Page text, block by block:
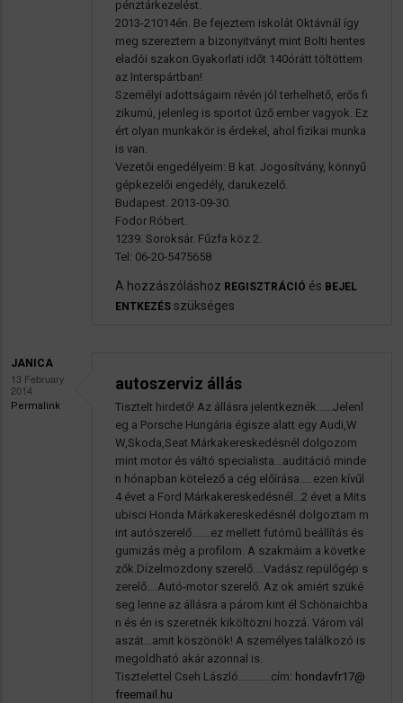
pénztárkezelést.
2013-21014én. Be fejeztem iskolát Oktávnál így
meg szereztem a bizonyitványt mint Bolti hentes
eladói szakon.Gyakorlati időt 140órátt töltöttem
az Interspártban!
Személyi adottságaim révén jól terhelhető, erős fi
zikumú, jelenleg is sportot űző ember vagyok. Ez
ért olyan munkakör is érdekel, ahol fizikai munka
is van.
Vezetői engedélyeim: B kat. Jogosítvány, könnyű
gépkezelői engedély, darukezelő.
Budapest. 2013-09-30.
Fodor Róbert.
1239. Soroksár. Fűzfa köz 2.
Tel: 06-20-5475658
A hozzászóláshoz REGISZTRÁCIÓ és BEJEL
ENTKEZÉS szükséges
JANICA
13 February
2014
Permalink
autoszerviz állás
Tisztelt hirdető! Az állásra jelentkeznék......Jelenl
eg a Porsche Hungária égisze alatt egy Audi,W
W,Skoda,Seat Márkakereskedésnél dolgozom
mint motor és váltó specialista...auditáció minde
n hónapban kötelező a cég előírása.....ezen kívűl
4 évet a Ford Márkakereskedésnél...2 évet a Mits
ubisci Honda Márkakereskedésnél dolgoztam m
int autószerelő.......ez mellett futómű beállítás és
gumizás még a profilom. A szakmáim a követke
zők.Dízelmozdony szerelő....Vadász repülőgép s
zerelő....Autó-motor szerelő. Az ok amiért szüké
seg lenne az állásra a párom kint él Schönaichba
n és én is szeretnék kiköltözni hozzá. Várom vál
aszát...amit köszönök! A személyes találkozó is
megoldható akár azonnal is.
Tisztelettel Cseh László............cím: hondavfr17@
freemail.hu